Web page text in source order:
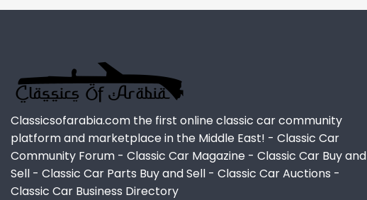
Classicsofarabia.com the first online classic car community
platform and marketplace in the Middle East! - Classic Car
Community Forum - Classic Car Magazine - Classic Car Buy and
Sell - Classic Car Parts Buy and Sell - Classic Car Auctions -
Classic Car Business Directory